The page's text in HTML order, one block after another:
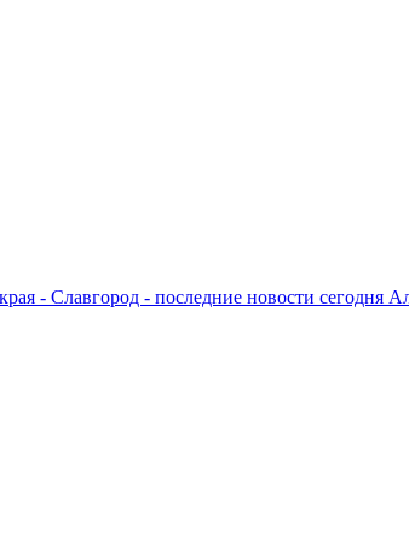
- Славгород - последние новости сегодня